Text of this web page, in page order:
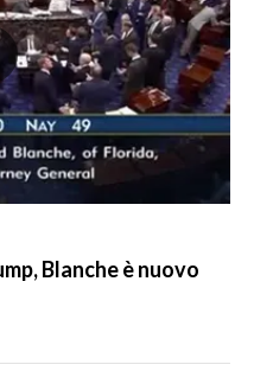
Blanche è nuovo